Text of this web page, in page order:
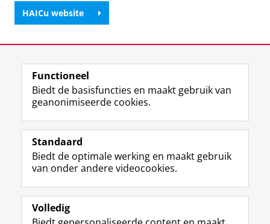
HAICu website
View this page in:English
Volg ons op
T
w
t
t
r
r
L
i
k
e
I
-
Y
o
T
e
k
Studiekiezers
Alumni
Functioneel
Biedt de basisfuncties en maakt gebruik van
geanonimiseerde cookies.
Standaard
Biedt de optimale werking en maakt gebruik
van onder andere videocookies.
Volledig